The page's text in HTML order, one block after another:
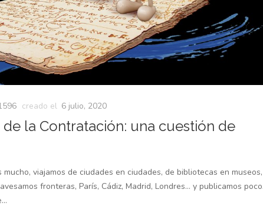
creado el 6 julio, 2020
de la Contratación: una cuestión de
viajamos de ciudades en ciudades, de bibliotecas en
fronteras, París, Cádiz, Madrid, Londres… y publicamos